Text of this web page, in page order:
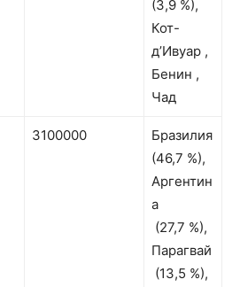
(3,9 %),
Кот-
д’Ивуар ,
Бенин ,
Чад
3100000
Бразилия
(46,7 %),
Аргентин
а
(27,7 %),
Парагвай
(13,5 %),